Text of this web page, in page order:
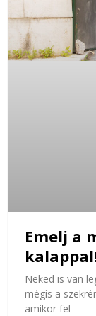
Emelj a
Neked is van
mégis a
amikor fel